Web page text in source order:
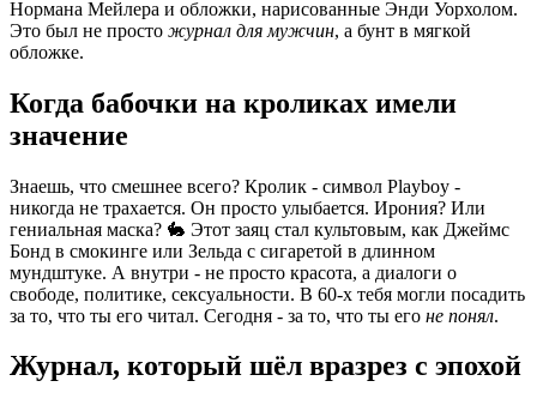
Нормана Мейлера и обложки, нарисованные Энди Уорхолом.
Это был не просто журнал для мужчин, а бунт в мягкой
обложке.
Когда бабочки на кроликах имели
значение
Знаешь, что смешнее всего? Кролик - символ Playboy -
никогда не трахается. Он просто улыбается. Ирония? Или
гениальная маска? 🐇 Этот заяц стал культовым, как Джеймс
Бонд в смокинге или Зельда с сигаретой в длинном
мундштуке. А внутри - не просто красота, а диалоги о
свободе, политике, сексуальности. В 60-х тебя могли посадить
за то, что ты его читал. Сегодня - за то, что ты его не понял.
Журнал, который шёл вразрез с эпохой